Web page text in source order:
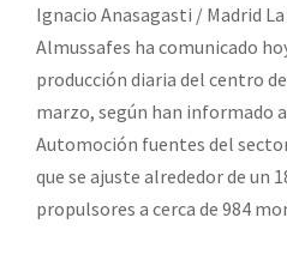
Ignacio Anasagasti / Madrid
Almussafes ha comunicado
producción diaria del centro
marzo, según han informado
Automoción fuentes del
que se ajuste alrededor de un
propulsores a cerca de 984